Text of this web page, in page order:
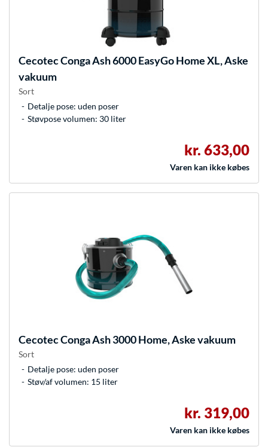
CecotecConga Ash 6000 EasyGo Home XL, Aske
vakuum
Sort
Detalje pose: uden poser
Støvpose volumen: 30 liter
kr. 633,00
Varen kan ikke købes
CecotecConga Ash 3000 Home, Aske vakuum
Sort
Detalje pose: uden poser
Støv/af volumen: 15 liter
kr. 319,00
Varen kan ikke købes